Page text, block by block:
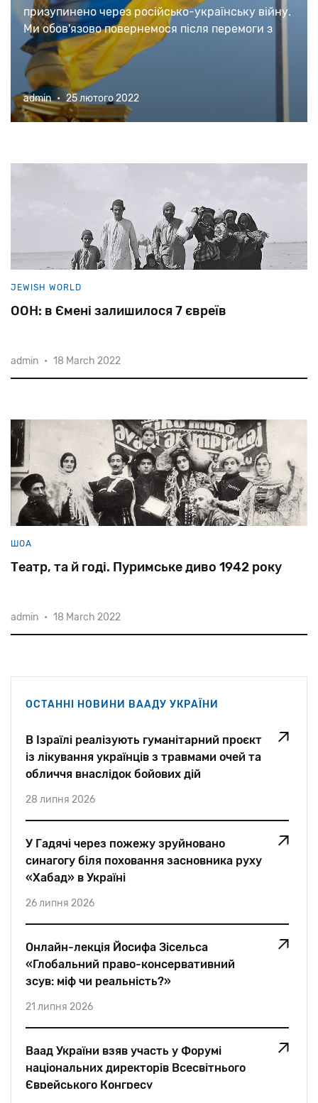
призупинено через російсько-українську війну.
Ми обов'язово повернемося після перемоги з
новими текстами та матеріалами.
admin • 25 лютого 2022
JEWISH WORLD
ООН: в Ємені залишилося 7 євреїв
admin • 18 March 2022
ШОА
Театр, та й годі. Пуримське диво 1942 року
admin • 18 March 2022
ОСТАННІ НОВИНИ ВААДУ УКРАЇНИ
В Ізраїлі реалізують гуманітарний проєкт
із лікування українців з травмами очей та
обличчя внаслідок бойових дій
28 липня 2026
У Гадячі через пожежу зруйновано
синагогу біля поховання засновника руху
«Хабад» в Україні
26 липня 2026
Онлайн-лекція Йосифа Зісельса
«Глобальний право-консервативний
зсув: міф чи реальність?»
21 липня 2026
Ваад України взяв участь у Форумі
національних директорів Всесвітнього
Єврейського Конгресу